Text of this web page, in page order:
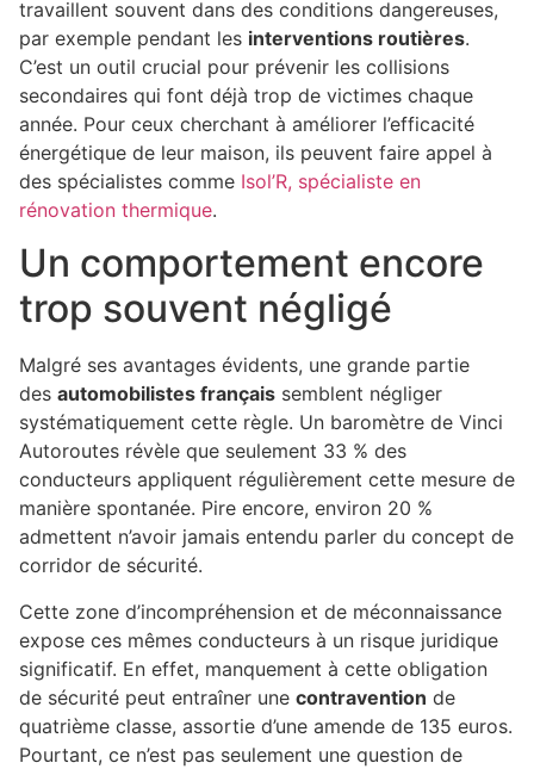
travaillent souvent dans des conditions dangereuses,
par exemple pendant les interventions routières.
C’est un outil crucial pour prévenir les collisions
secondaires qui font déjà trop de victimes chaque
année. Pour ceux cherchant à améliorer l’efficacité
énergétique de leur maison, ils peuvent faire appel à
des spécialistes comme Isol’R, spécialiste en
rénovation thermique.
Un comportement encore
trop souvent négligé
Malgré ses avantages évidents, une grande partie
des automobilistes français semblent négliger
systématiquement cette règle. Un baromètre de Vinci
Autoroutes révèle que seulement 33 % des
conducteurs appliquent régulièrement cette mesure de
manière spontanée. Pire encore, environ 20 %
admettent n’avoir jamais entendu parler du concept de
corridor de sécurité.
Cette zone d’incompréhension et de méconnaissance
expose ces mêmes conducteurs à un risque juridique
significatif. En effet, manquement à cette obligation
de sécurité peut entraîner une contravention de
quatrième classe, assortie d’une amende de 135 euros.
Pourtant, ce n’est pas seulement une question de